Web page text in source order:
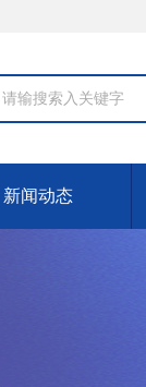
新闻动态